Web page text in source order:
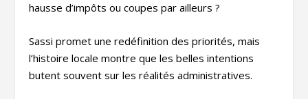
hausse d’impôts ou coupes par ailleurs ?
Sassi promet une redéfinition des priorités, mais
l’histoire locale montre que les belles intentions
butent souvent sur les réalités administratives.